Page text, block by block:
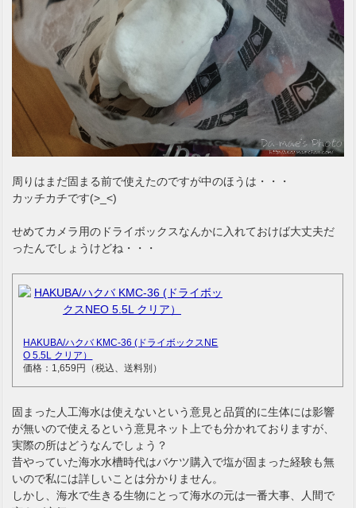
周りはまだ固まる前で使えたのですが中のほうは・・・
カッチカチです(>_<)
せめてカメラ用のドライボックスなんかに入れておけば大丈夫だ
ったんでしょうけどね・・・
HAKUBA/ハクバ KMC-36 (ドライボックスNE
O 5.5L クリア）
価格：1,659円（税込、送料別）
固まった人工海水は使えないという意見と品質的に生体には影響
が無いので使えるという意見ネット上でも分かれておりますが、
実際の所はどうなんでしょう？
昔やっていた海水水槽時代はバケツ購入で塩が固まった経験も無
いので私には詳しいことは分かりません。
しかし、海水で生きる生物にとって海水の元は一番大事、人間で